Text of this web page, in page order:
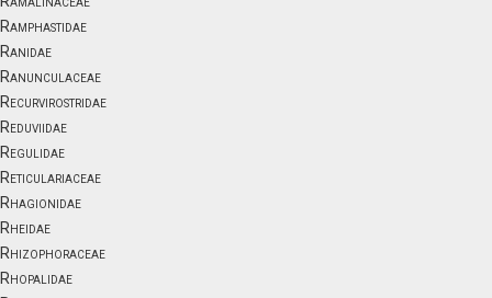
Ramphastidae
Ranidae
Ranunculaceae
Recurvirostridae
Reduviidae
Regulidae
Reticulariaceae
Rhagionidae
Rheidae
Rhizophoraceae
Rhopalidae